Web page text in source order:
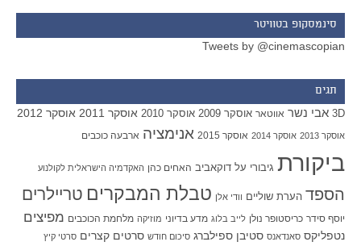
סינמסקופ בטוויטר
Tweets by @cinemascopian
תגים
3D אבי נשר אווטאר אוסקר 2009 אוסקר 2010 אוסקר 2011 אוסקר 2012
אוסקר 2013 אוסקר 2014 אוסקר 2015 אנימציה ארבעה כוכבים
ביקורת גיבורי על דוקאביב האחים כהן האקדמיה הישראלית לקולנוע
הספד הערת שוליים וודי אלן טבלת המבקרים טריילרים
יוסף סידר כריסטופר נולן לייב בלוג מדע בדיוני מוזיקה מלחמת הכוכבים מפיצים
נטפליקס סאנדאנס סטיבן ספילברג סיכום חודש סרטים קצרים סרטי קיץ